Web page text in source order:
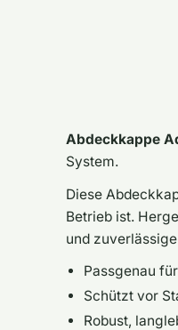
Abdeckkappe
System.
Diese
Betrieb ist.
und
Passgenau
Schützt vor
Robust,